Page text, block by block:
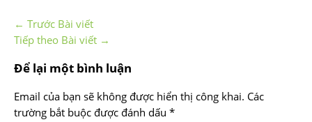
← Trước Bài viết
Tiếp theo Bài viết →
Để lại một bình luận
Email của bạn sẽ không được hiển thị công khai. Các
trường bắt buộc được đánh dấu *